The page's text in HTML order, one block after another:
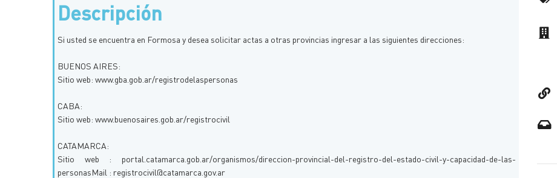
Descripción
Si usted se encuentra en Formosa y desea solicitar actas a otras provincias ingresar a las siguientes direcciones:
BUENOS AIRES:
Sitio web: www.gba.gob.ar/registrodelaspersonas
CABA:
Sitio web: www.buenosaires.gob.ar/registrocivil
CATAMARCA:
Sitio web : portal.catamarca.gob.ar/organismos/direccion-provincial-del-registro-del-estado-civil-y-capacidad-de-las-
personasMail : registrocivil@catamarca.gov.ar